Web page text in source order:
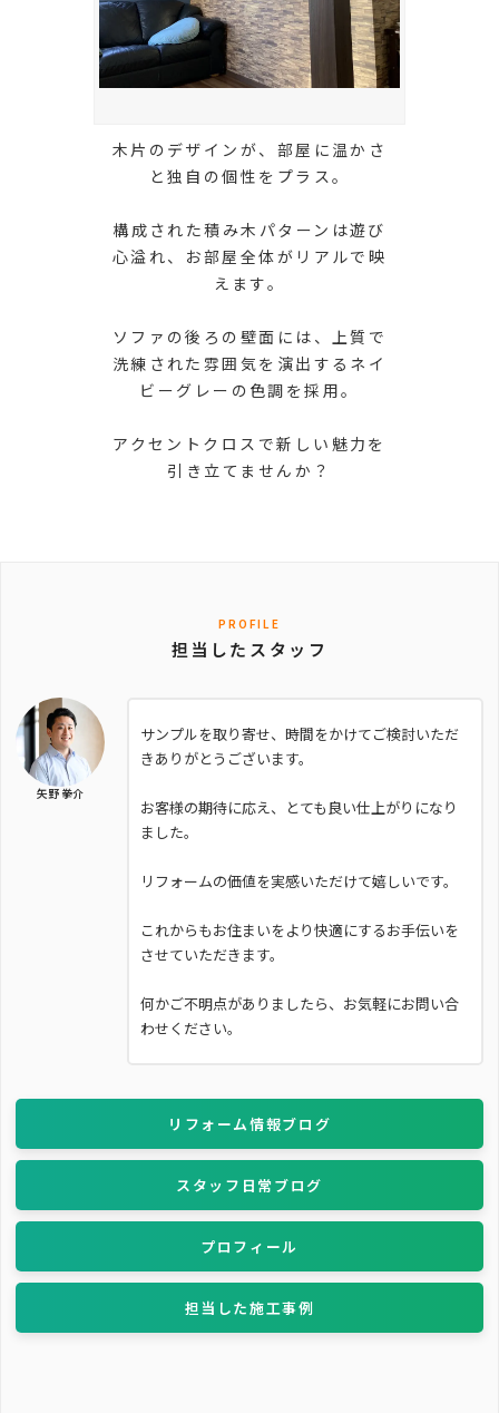
木片のデザインが、部屋に温かさ
と独自の個性をプラス。
構成された積み木パターンは遊び
心溢れ、お部屋全体がリアルで映
えます。
ソファの後ろの壁面には、上質で
洗練された雰囲気を演出するネイ
ビーグレーの色調を採用。
アクセントクロスで新しい魅力を
引き立てませんか？
PROFILE
担当したスタッフ
矢野 拳介
サンプルを取り寄せ、時間をかけてご検討いただ
きありがとうございます。
お客様の期待に応え、とても良い仕上がりになり
ました。
リフォームの価値を実感いただけて嬉しいです。
これからもお住まいをより快適にするお手伝いを
させていただきます。
何かご不明点がありましたら、お気軽にお問い合
わせください。
リフォーム情報ブログ
スタッフ日常ブログ
プロフィール
担当した施工事例